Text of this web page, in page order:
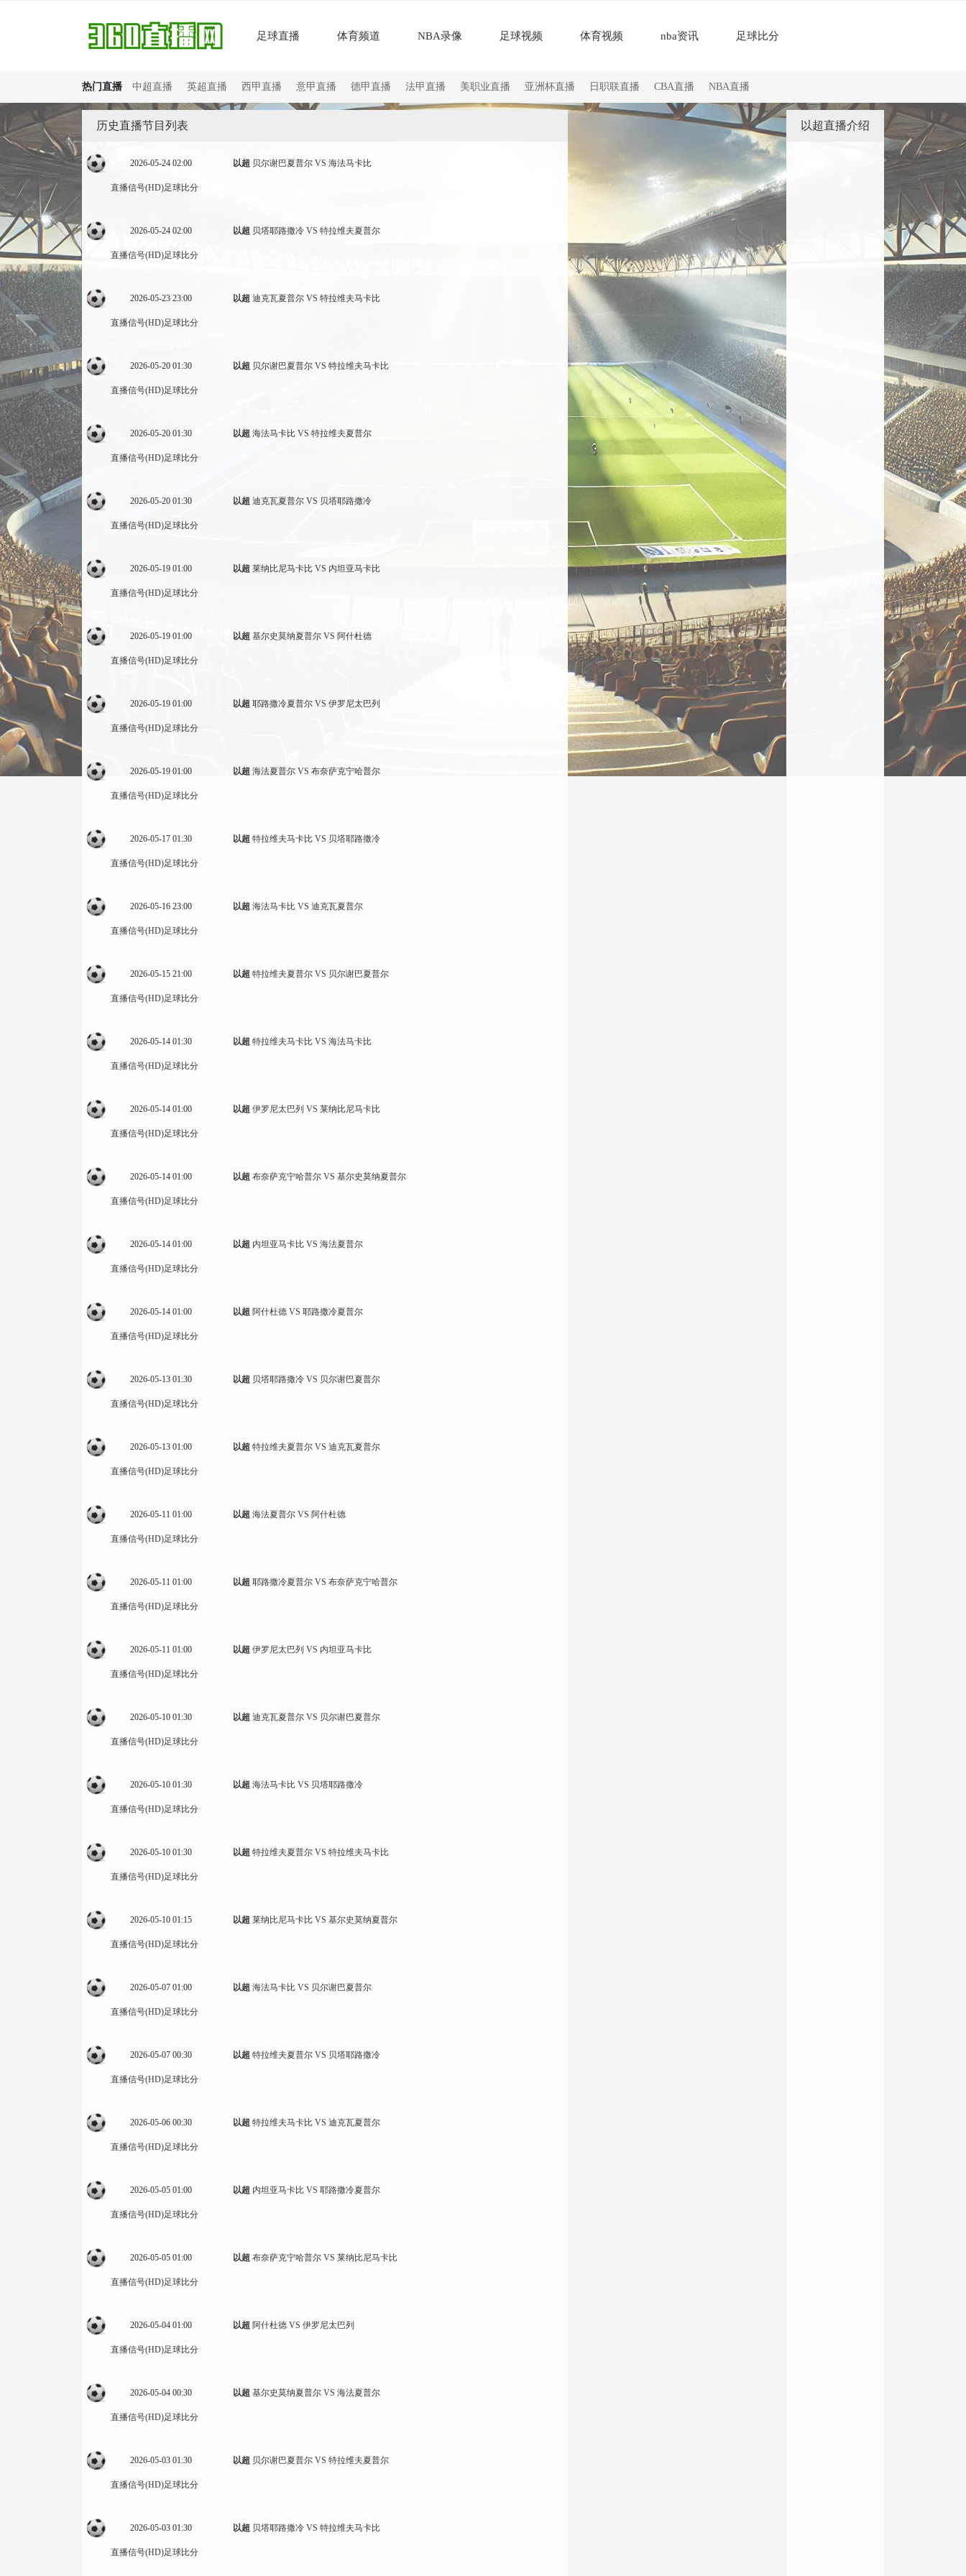
足球直播 体育频道 NBA录像 足球视频 体育视频 nba资讯 足球比分
热门直播 中超直播 英超直播 西甲直播 意甲直播 德甲直播 法甲直播 美职业直播 亚洲杯直播 日职联直播 CBA直播 NBA直播
历史直播节目列表
2026-05-24 02:00 以超 贝尔谢巴夏普尔 VS 海法马卡比
直播信号(HD)足球比分
2026-05-24 02:00 以超 贝塔耶路撒冷 VS 特拉维夫夏普尔
直播信号(HD)足球比分
2026-05-23 23:00 以超 迪克瓦夏普尔 VS 特拉维夫马卡比
直播信号(HD)足球比分
2026-05-20 01:30 以超 贝尔谢巴夏普尔 VS 特拉维夫马卡比
直播信号(HD)足球比分
2026-05-20 01:30 以超 海法马卡比 VS 特拉维夫夏普尔
直播信号(HD)足球比分
2026-05-20 01:30 以超 迪克瓦夏普尔 VS 贝塔耶路撒冷
直播信号(HD)足球比分
2026-05-19 01:00 以超 莱纳比尼马卡比 VS 内坦亚马卡比
直播信号(HD)足球比分
2026-05-19 01:00 以超 基尔史莫纳夏普尔 VS 阿什杜德
直播信号(HD)足球比分
2026-05-19 01:00 以超 耶路撒冷夏普尔 VS 伊罗尼太巴列
直播信号(HD)足球比分
2026-05-19 01:00 以超 海法夏普尔 VS 布奈萨克宁哈普尔
直播信号(HD)足球比分
2026-05-17 01:30 以超 特拉维夫马卡比 VS 贝塔耶路撒冷
直播信号(HD)足球比分
2026-05-16 23:00 以超 海法马卡比 VS 迪克瓦夏普尔
直播信号(HD)足球比分
2026-05-15 21:00 以超 特拉维夫夏普尔 VS 贝尔谢巴夏普尔
直播信号(HD)足球比分
2026-05-14 01:30 以超 特拉维夫马卡比 VS 海法马卡比
直播信号(HD)足球比分
2026-05-14 01:00 以超 伊罗尼太巴列 VS 莱纳比尼马卡比
直播信号(HD)足球比分
2026-05-14 01:00 以超 布奈萨克宁哈普尔 VS 基尔史莫纳夏普尔
直播信号(HD)足球比分
2026-05-14 01:00 以超 内坦亚马卡比 VS 海法夏普尔
直播信号(HD)足球比分
2026-05-14 01:00 以超 阿什杜德 VS 耶路撒冷夏普尔
直播信号(HD)足球比分
2026-05-13 01:30 以超 贝塔耶路撒冷 VS 贝尔谢巴夏普尔
直播信号(HD)足球比分
2026-05-13 01:00 以超 特拉维夫夏普尔 VS 迪克瓦夏普尔
直播信号(HD)足球比分
2026-05-11 01:00 以超 海法夏普尔 VS 阿什杜德
直播信号(HD)足球比分
2026-05-11 01:00 以超 耶路撒冷夏普尔 VS 布奈萨克宁哈普尔
直播信号(HD)足球比分
2026-05-11 01:00 以超 伊罗尼太巴列 VS 内坦亚马卡比
直播信号(HD)足球比分
2026-05-10 01:30 以超 迪克瓦夏普尔 VS 贝尔谢巴夏普尔
直播信号(HD)足球比分
2026-05-10 01:30 以超 海法马卡比 VS 贝塔耶路撒冷
直播信号(HD)足球比分
2026-05-10 01:30 以超 特拉维夫夏普尔 VS 特拉维夫马卡比
直播信号(HD)足球比分
2026-05-10 01:15 以超 莱纳比尼马卡比 VS 基尔史莫纳夏普尔
直播信号(HD)足球比分
2026-05-07 01:00 以超 海法马卡比 VS 贝尔谢巴夏普尔
直播信号(HD)足球比分
2026-05-07 00:30 以超 特拉维夫夏普尔 VS 贝塔耶路撒冷
直播信号(HD)足球比分
2026-05-06 00:30 以超 特拉维夫马卡比 VS 迪克瓦夏普尔
直播信号(HD)足球比分
2026-05-05 01:00 以超 内坦亚马卡比 VS 耶路撒冷夏普尔
直播信号(HD)足球比分
2026-05-05 01:00 以超 布奈萨克宁哈普尔 VS 莱纳比尼马卡比
直播信号(HD)足球比分
2026-05-04 01:00 以超 阿什杜德 VS 伊罗尼太巴列
直播信号(HD)足球比分
2026-05-04 00:30 以超 基尔史莫纳夏普尔 VS 海法夏普尔
直播信号(HD)足球比分
2026-05-03 01:30 以超 贝尔谢巴夏普尔 VS 特拉维夫夏普尔
直播信号(HD)足球比分
2026-05-03 01:30 以超 贝塔耶路撒冷 VS 特拉维夫马卡比
直播信号(HD)足球比分
以超直播介绍